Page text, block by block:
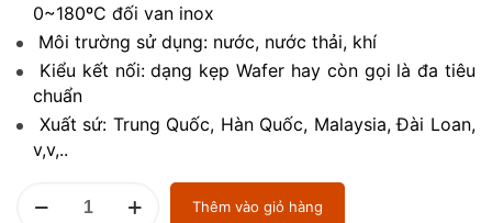
0~180ºC đối van inox
Môi trường sử dụng: nước, nước thải, khí
Kiểu kết nối: dạng kẹp Wafer hay còn gọi là đa tiêu
chuẩn
Xuất sứ: Trung Quốc, Hàn Quốc, Malaysia, Đài Loan,
v,v,..
bướm
Thêm vào giỏ hàng